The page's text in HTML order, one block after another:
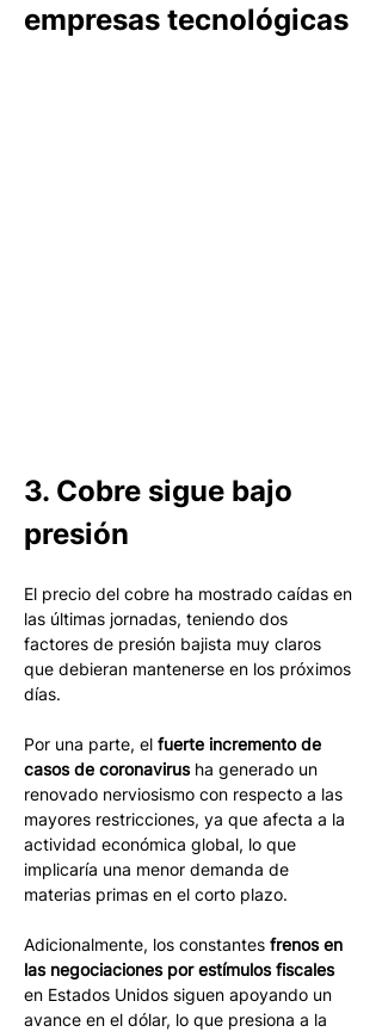
empresas tecnológicas
3. Cobre sigue bajo
presión
El precio del cobre ha mostrado caídas en
las últimas jornadas, teniendo dos
factores de presión bajista muy claros
que debieran mantenerse en los próximos
días.
Por una parte, el fuerte incremento de
casos de coronavirus ha generado un
renovado nerviosismo con respecto a las
mayores restricciones, ya que afecta a la
actividad económica global, lo que
implicaría una menor demanda de
materias primas en el corto plazo.
Adicionalmente, los constantes frenos en
las negociaciones por estímulos fiscales
en Estados Unidos siguen apoyando un
avance en el dólar, lo que presiona a la